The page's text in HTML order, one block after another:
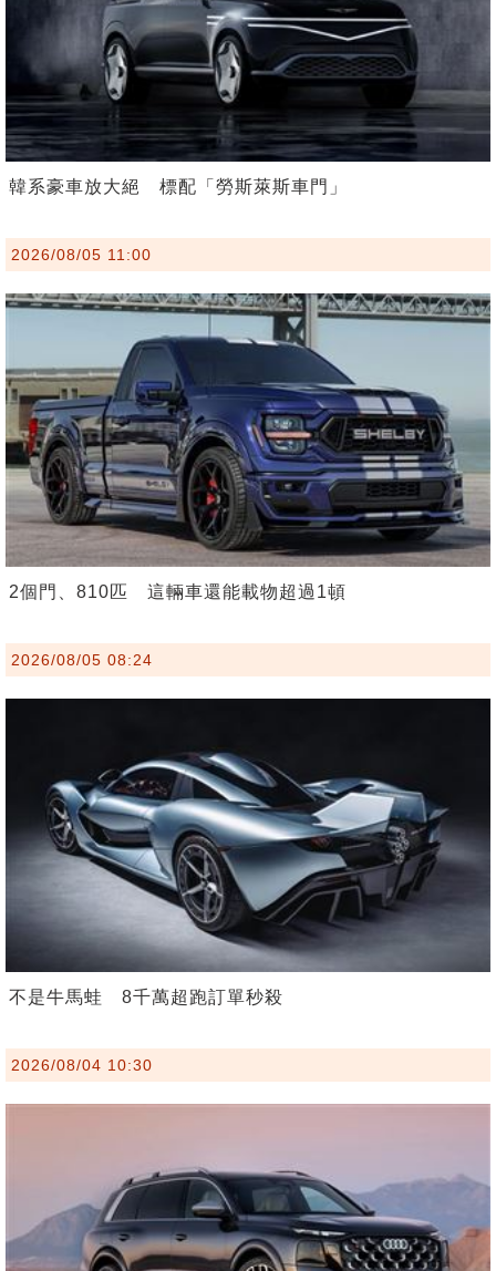
韓系豪車放大絕 標配「勞斯萊斯車門」
2026/08/05 11:00
2個門、810匹 這輛車還能載物超過1頓
2026/08/05 08:24
不是牛馬蛙 8千萬超跑訂單秒殺
2026/08/04 10:30